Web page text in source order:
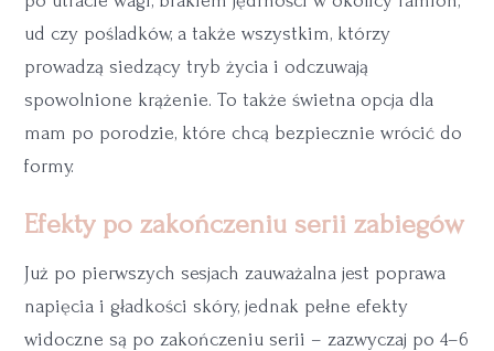
ud czy pośladków, a także wszystkim, którzy
prowadzą siedzący tryb życia i odczuwają
spowolnione krążenie. To także świetna opcja dla
mam po porodzie, które chcą bezpiecznie wrócić do
formy.
Efekty po zakończeniu serii zabiegów
Już po pierwszych sesjach zauważalna jest poprawa
napięcia i gładkości skóry, jednak pełne efekty
widoczne są po zakończeniu serii – zazwyczaj po 4–6